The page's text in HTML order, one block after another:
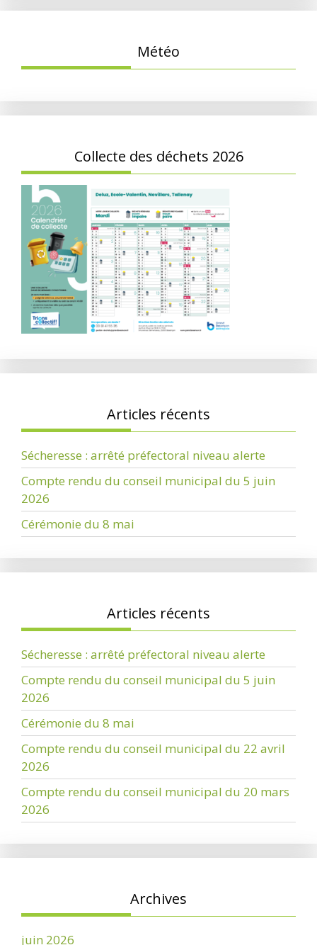
Météo
Collecte des déchets 2026
Articles récents
Sécheresse : arrêté préfectoral niveau alerte
Compte rendu du conseil municipal du 5 juin
2026
Cérémonie du 8 mai
Articles récents
Sécheresse : arrêté préfectoral niveau alerte
Compte rendu du conseil municipal du 5 juin
2026
Cérémonie du 8 mai
Compte rendu du conseil municipal du 22 avril
2026
Compte rendu du conseil municipal du 20 mars
2026
Archives
juin 2026